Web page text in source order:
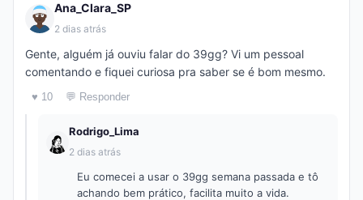
Ana_Clara_SP
2 dias atrás
Gente, alguém já ouviu falar do 39gg? Vi um pessoal
comentando e fiquei curiosa pra saber se é bom mesmo.
♥ 10 💬 Responder
Rodrigo_Lima
2 dias atrás
Eu comecei a usar o 39gg semana passada e tô
achando bem prático, facilita muito a vida.